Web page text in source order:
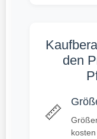
den
📏